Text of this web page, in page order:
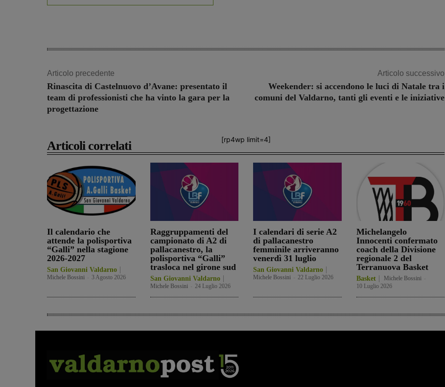
Articolo precedente
Rinascita di Castelnuovo d’Avane: presentato il
team di professionisti che ha vinto la gara per la
progettazione
Articolo successivo
Weekender: si accendono le luci di Natale tra i
comuni del Valdarno, tanti gli eventi e le iniziative
[rp4wp limit=4]
Articoli correlati
Il calendario che
attende la polisportiva
“Galli” nella stagione
2026-2027
San Giovanni Valdarno
Michele Bossini 3 Agosto 2026
Raggruppamenti del
campionato di A2 di
pallacanestro, la
polisportiva “Galli”
trasloca nel girone sud
San Giovanni Valdarno
Michele Bossini 24 Luglio 2026
I calendari di serie A2
di pallacanestro
femminile arriveranno
venerdì 31 luglio
San Giovanni Valdarno
Michele Bossini 22 Luglio 2026
Michelangelo
Innocenti confermato
coach della Divisione
regionale 2 del
Terranuova Basket
Basket Michele Bossini
10 Luglio 2026